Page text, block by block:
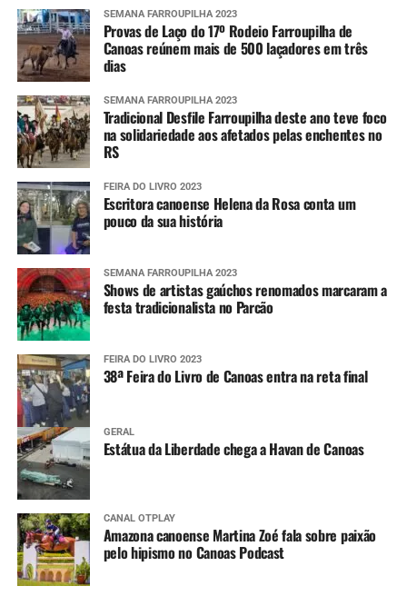
SEMANA FARROUPILHA 2023
Provas de Laço do 17º Rodeio Farroupilha de
Canoas reúnem mais de 500 laçadores em três
dias
SEMANA FARROUPILHA 2023
Tradicional Desfile Farroupilha deste ano teve foco
na solidariedade aos afetados pelas enchentes no
RS
FEIRA DO LIVRO 2023
Escritora canoense Helena da Rosa conta um
pouco da sua história
SEMANA FARROUPILHA 2023
Shows de artistas gaúchos renomados marcaram a
festa tradicionalista no Parcão
FEIRA DO LIVRO 2023
38ª Feira do Livro de Canoas entra na reta final
GERAL
Estátua da Liberdade chega a Havan de Canoas
CANAL OTPLAY
Amazona canoense Martina Zoé fala sobre paixão
pelo hipismo no Canoas Podcast